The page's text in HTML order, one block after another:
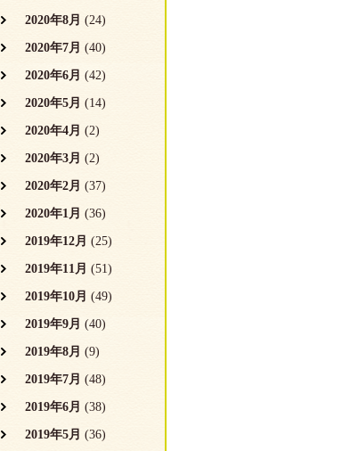
2020年8月 (24)
2020年7月 (40)
2020年6月 (42)
2020年5月 (14)
2020年4月 (2)
2020年3月 (2)
2020年2月 (37)
2020年1月 (36)
2019年12月 (25)
2019年11月 (51)
2019年10月 (49)
2019年9月 (40)
2019年8月 (9)
2019年7月 (48)
2019年6月 (38)
2019年5月 (36)